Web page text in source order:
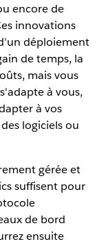
encore de
innovations
déploiement
de temps, la
mais vous
à vous,
à vos
logiciels ou
gérée et
suffisent pour
de bord
ensuite